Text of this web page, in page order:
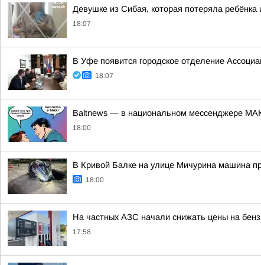
Девушке из Сибая, которая потеряла
18:07
В Уфе появится городское отделение
18:07
Baltnews — в национальном мессенджере
18:00
В Кривой Балке на улице Мичурина машина
18:00
На частных АЗС начали снижать цены на
17:58